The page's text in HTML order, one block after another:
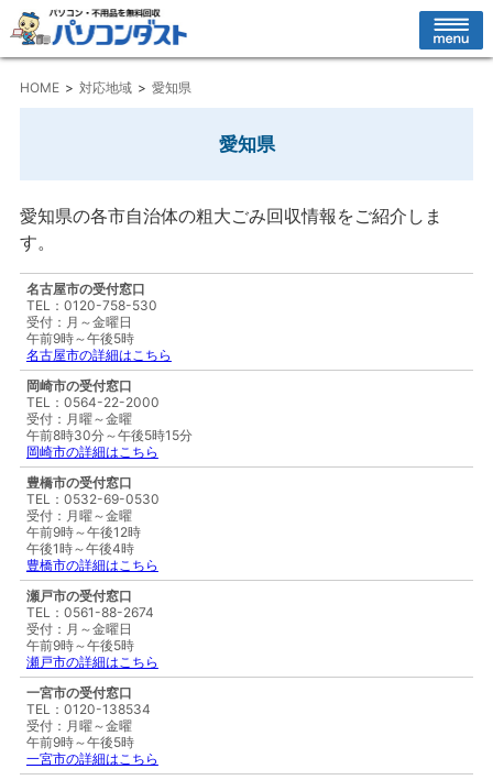
HOME 対応地域 愛知県
愛知県
愛知県の各市自治体の粗大ごみ回収情報をご紹介しま
す。
名古屋市の受付窓口
TEL：0120-758-530
受付：月～金曜日
午前9時～午後5時
名古屋市の詳細はこちら
岡崎市の受付窓口
TEL：0564-22-2000
受付：月曜～金曜
午前8時30分～午後5時15分
岡崎市の詳細はこちら
豊橋市の受付窓口
TEL：0532-69-0530
受付：月曜～金曜
午前9時～午後12時
午後1時～午後4時
豊橋市の詳細はこちら
瀬戸市の受付窓口
TEL：0561-88-2674
受付：月～金曜日
午前9時～午後5時
瀬戸市の詳細はこちら
一宮市の受付窓口
TEL：0120-138534
受付：月曜～金曜
午前9時～午後5時
一宮市の詳細はこちら